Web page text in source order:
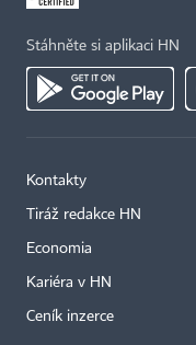
Stáhněte si aplikaci HN
Kontakty
Tiráž redakce HN
Economia
Kariéra v HN
Ceník inzerce